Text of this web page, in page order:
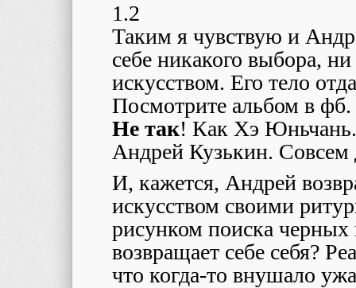
1.2
Таким я чувствую и
себе никакого выбора,
искусством. Его тело
Посмотрите альбом в фб.
Не так! Как Хэ Юньчань.
Андрей Кузькин. Совсем
И, кажется, Андрей
искусством своими
рисунком поиска
возвращает себе себя?
что когда-то внушало